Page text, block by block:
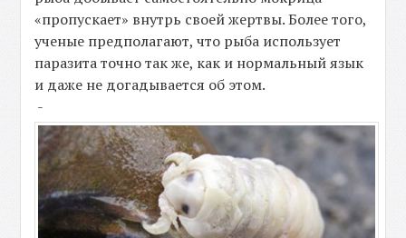
«пропускает» внутрь своей жертвы. Более того,
ученые предполагают, что рыба использует
паразита точно так же, как и нормальный язык
и даже не догадывается об этом.
-